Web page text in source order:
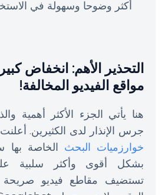
أكثر وضوحا وسهولة في
التحذير الأهم: انخفاض
مواقع الفيديو المخالفة!
هنا يأتي الجزء الأكثر أهمية
جرس الإنذار لدى الكثيرين.
خوارزميات البحث الخاصة بها
بشكل أقوى وأكثر سلبية
تستضيف مقاطع فيديو